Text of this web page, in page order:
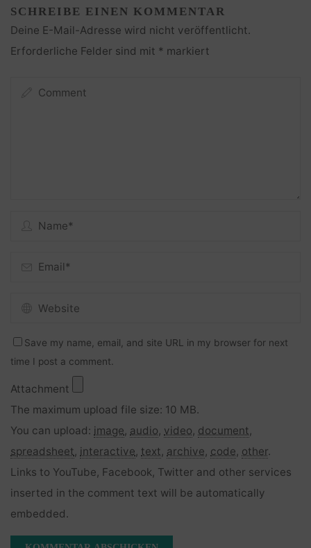
SCHREIBE EINEN KOMMENTAR
Deine E-Mail-Adresse wird nicht veröffentlicht.
Erforderliche Felder sind mit * markiert
Save my name, email, and site URL in my browser for next
time I post a comment.
Attachment
The maximum upload file size: 10 MB.
You can upload: image, audio, video, document,
spreadsheet, interactive, text, archive, code, other.
Links to YouTube, Facebook, Twitter and other services
inserted in the comment text will be automatically
embedded.